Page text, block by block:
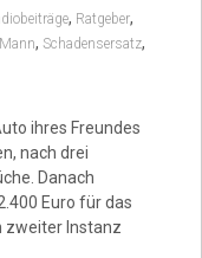
, Ratgeber,
Mann, Schadensersatz,
ihres Freundes
nach drei
Danach
Euro für das
zweiter Instanz